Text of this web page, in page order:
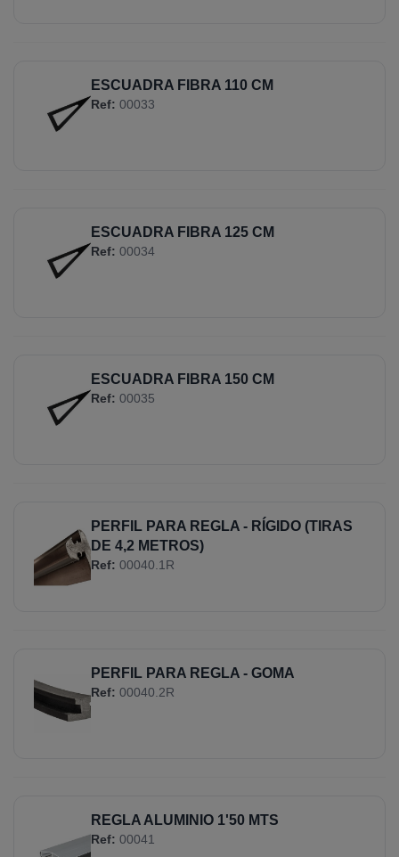
ESCUADRA FIBRA 110 CM
Ref: 00033
ESCUADRA FIBRA 125 CM
Ref: 00034
ESCUADRA FIBRA 150 CM
Ref: 00035
PERFIL PARA REGLA - RÍGIDO (TIRAS
DE 4,2 METROS)
Ref: 00040.1R
PERFIL PARA REGLA - GOMA
Ref: 00040.2R
REGLA ALUMINIO 1'50 MTS
Ref: 00041